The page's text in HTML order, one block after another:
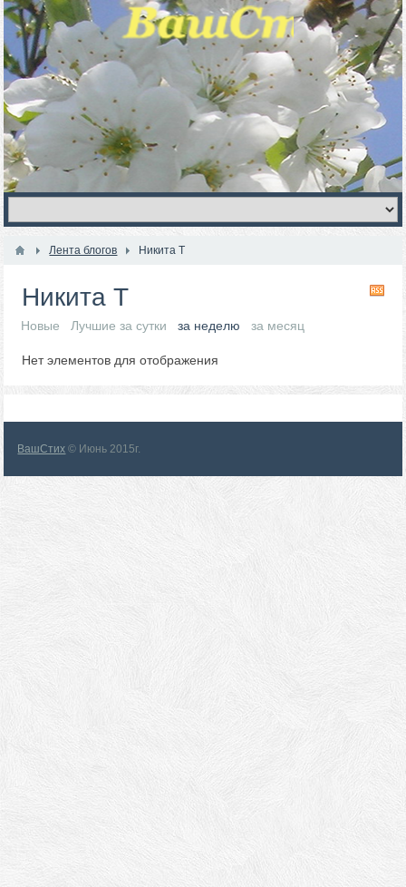
Лента блогов Никита Т
Никита Т
Новые Лучшие за сутки за неделю за месяц
Нет элементов для отображения
ВашСтих © Июнь 2015г.